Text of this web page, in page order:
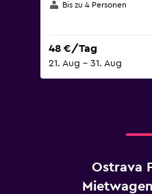
Bis zu 4 Personen
48 €/Tag
21. Aug – 31. Aug
Ostrava